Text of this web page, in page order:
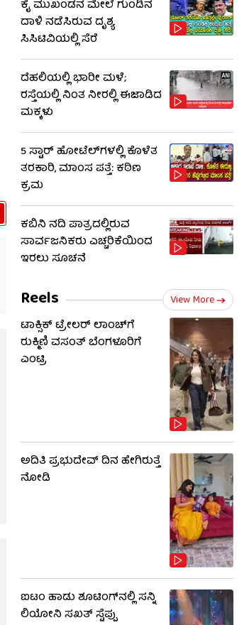
ಕೈ ಮುಖಂಡನ ಮೇಲೆ ಗುಂಡಿನ
ದಾಳಿ ನಡೆಸಿರುವ ದೃಶ್ಯ
ಸಿಸಿಟಿವಿಯಲ್ಲಿ ಸೆರೆ
ದೆಹಲಿಯಲ್ಲಿ ಭಾರೀ ಮಳೆ;
ರಸ್ತೆಯಲ್ಲಿ ನಿಂತ ನೀರಲ್ಲಿ ಈಜಾಡಿದ
ಮಕ್ಕಳು
5 ಸ್ಟಾರ್ ಹೋಟೆಲ್​​ಗಳಲ್ಲಿ ಕೊಳೆತ
ತರಕಾರಿ, ಮಾಂಸ ಪತ್ತೆ: ಕಠಿಣ
ಕ್ರಮ
ಕಬಿನಿ ನದಿ ಪಾತ್ರದಲ್ಲಿರುವ
ಸಾರ್ವಜನಿಕರು ಎಚ್ಚರಿಕೆಯಿಂದ
ಇರಲು ಸೂಚನೆ
Reels View More
ಟಾಕ್ಸಿಕ್ ಟ್ರೇಲರ್ ಲಾಂಚ್​​​ಗೆ
ರುಕ್ಮಿಣಿ ವಸಂತ್ ಬೆಂಗಳೂರಿಗೆ
ಎಂಟ್ರಿ
ಅದಿತಿ ಪ್ರಭುದೇವ್ ದಿನ ಹೇಗಿರುತ್ತೆ
ನೋಡಿ
ಐಟಂ ಹಾಡು ಶೂಟಿಂಗ್​​ನಲ್ಲಿ ಸನ್ನಿ
ಲಿಯೋನಿ ಸಖತ್ ಸ್ಟೆಪ್ಪು